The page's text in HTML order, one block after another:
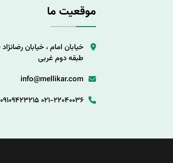
موقعیت ما
طبقه دوم غربی
info@mellikar.com
021-22040036
09109423215